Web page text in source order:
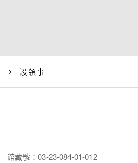
設領事
館藏號：03-23-084-01-012